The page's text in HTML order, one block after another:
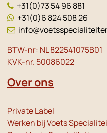
+31(0)73 54 96 881
+31(0)6 824 508 26
BTW-nr: NL 822541075B01
KVK-nr. 50086022
Over ons
Private Label
Werken bij Voets